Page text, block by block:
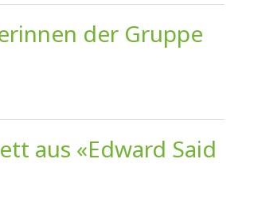
der Gruppe
aus «Edward Said